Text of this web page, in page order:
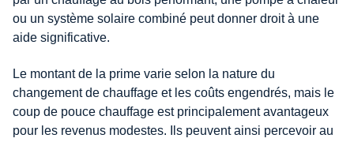
ou un système solaire combiné peut donner droit à une
aide significative.
Le montant de la prime varie selon la nature du
changement de chauffage et les coûts engendrés, mais le
coup de pouce chauffage est principalement avantageux
pour les revenus modestes. Ils peuvent ainsi percevoir au